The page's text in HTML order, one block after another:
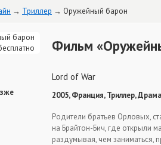
Триллер Оружейный барон
Фильм
Lord of War
2005, Франция, Триллер,
Родители братьев Орловых,
на Брайтон-Бич, где открыли
раздумывая, чем заниматься,